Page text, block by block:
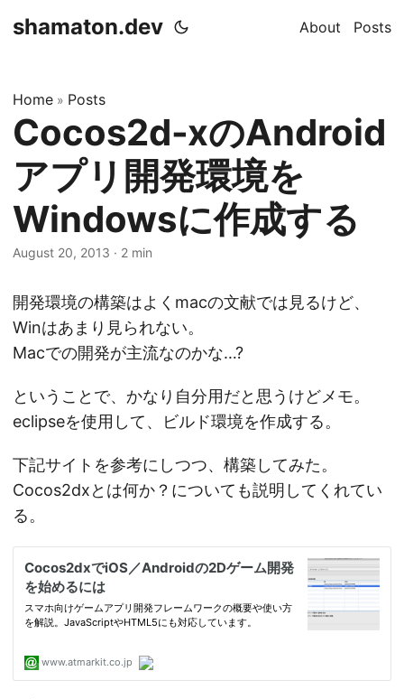
shamaton.dev About Posts
Home » Posts
Cocos2d-xのAndroid
アプリ開発環境を
Windowsに作成する
August 20, 2013 · 2 min
開発環境の構築はよくmacの文献では見るけど、
Winはあまり見られない。
Macでの開発が主流なのかな…?
ということで、かなり自分用だと思うけどメモ。
eclipseを使用して、ビルド環境を作成する。
下記サイトを参考にしつつ、構築してみた。
Cocos2dxとは何か？についても説明してくれてい
る。